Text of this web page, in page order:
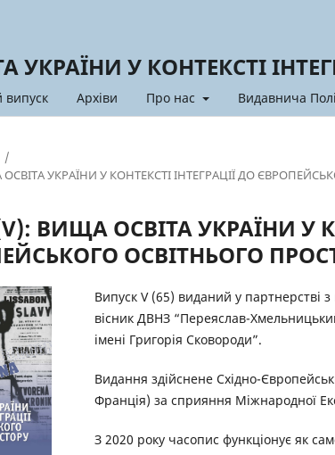
УКРАЇНИ У КОНТЕКСТІ
випуск Архіви Про нас Видавнича
/
УКРАЇНИ У КОНТЕКСТІ ІНТЕГРАЦІЇ ДО
ВИЩА ОСВІТА УКРАЇНИ У
ОСВІТНЬОГО
Випуск V (65) виданий у партнерстві
вісник ДВНЗ “Переяслав-
імені Григорія Сковороди”.
Видання здійснене Східно-
Франція) за сприяння Міжнародної
З 2020 року часопис функціонує як